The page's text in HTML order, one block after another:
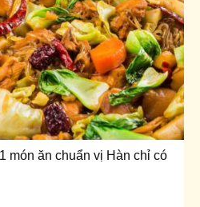
món ăn chuẩn vị Hàn chỉ có